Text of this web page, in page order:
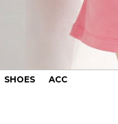
SHOES ACC